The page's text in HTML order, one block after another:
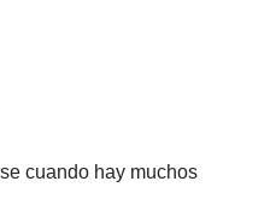
cuando hay muchos